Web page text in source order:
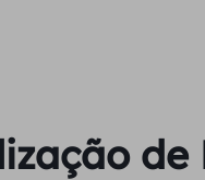
de